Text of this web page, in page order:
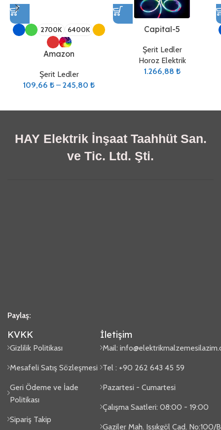
2700K 6400K
Amazon
Şerit Ledler
109,66 ₺ – 245,80 ₺
Capital-5
Şerit Ledler
Horoz Elektrik
1.266,88 ₺
HAY Elektrik İnşaat Taahhüt San.
ve Tic. Ltd. Şti.
Paylaş:
KVKK
Gizlilik Politikası
Mesafeli Satış Sözleşmesi
Geri Ödeme ve İade
Politikası
Sipariş Takip
İletişim
Mail:
Tel : +90 262 643 45 59
Pazartesi - Cumartesi
Çalışma Saatleri: 08:00 - 19:00
Gaziler Mah. Issıkgöl Cad. No:100/